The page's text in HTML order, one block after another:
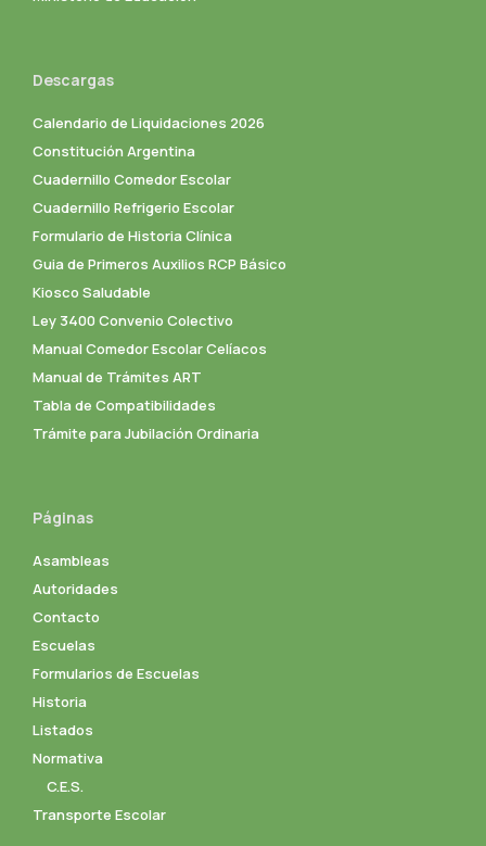
Descargas
Calendario de Liquidaciones 2026
Constitución Argentina
Cuadernillo Comedor Escolar
Cuadernillo Refrigerio Escolar
Formulario de Historia Clínica
Guia de Primeros Auxilios RCP Básico
Kiosco Saludable
Ley 3400 Convenio Colectivo
Manual Comedor Escolar Celíacos
Manual de Trámites ART
Tabla de Compatibilidades
Trámite para Jubilación Ordinaria
Páginas
Asambleas
Autoridades
Contacto
Escuelas
Formularios de Escuelas
Historia
Listados
Normativa
C.E.S.
Transporte Escolar